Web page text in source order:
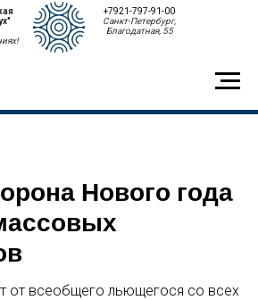
+7921-797-91-00
Санкт-Петербург,
Благодатная, 55
Нового года
от всеобщего льющегося со всех